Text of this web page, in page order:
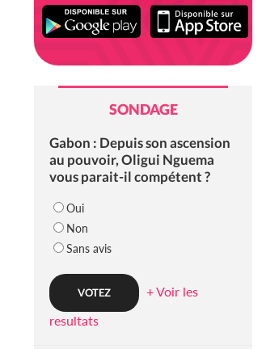
SONDAGE
Gabon : Depuis son ascension
au pouvoir, Oligui Nguema
vous parait-il compétent ?
Oui
Non
Sans avis
+ Voir les
resultats